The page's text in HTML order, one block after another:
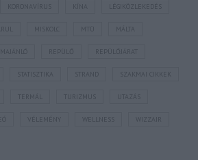
LÉGIKÖZLEKEDÉS
MTÜ MÁLTA
REPÜLŐJÁRAT
STATISZTIKA STRAND SZAKMAI CIKKEK
TERMÁL TURIZMUS UTAZÁS
WIZZAIR